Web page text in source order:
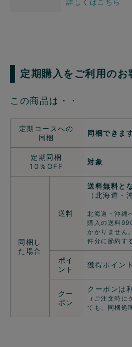
定期購入をご利用のお
この商品は・・
定期コースへの
同梱
同梱できま
定期同梱
10％OFF
対象
同梱し
た場合
送料
送料無料と
（北海道・
北海道・沖縄
購入の送料
かかりません
件分に節約す
ポイ
ント
獲得ポイン
クー
ポン
クーポンは
（ご注文時
ても、同梱処